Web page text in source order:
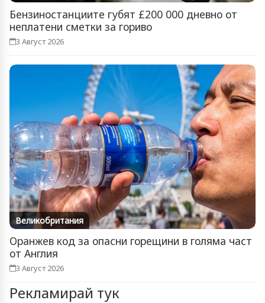
Бензиностанциите губят £200 000 дневно от
неплатени сметки за гориво
3 Август 2026
Великобритания
Оранжев код за опасни горещини в голяма част
от Англия
3 Август 2026
Рекламирай тук